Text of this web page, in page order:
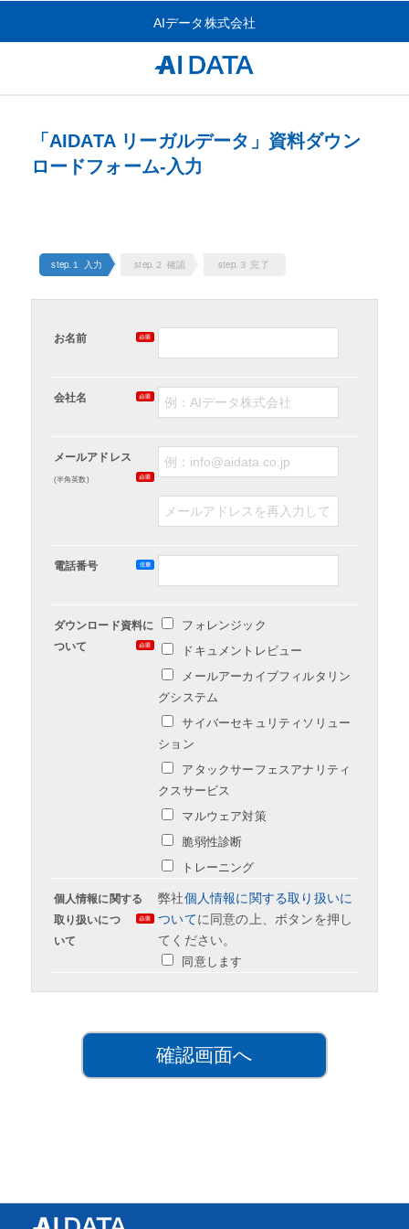
AIデータ株式会社
「AIDATA リーガルデータ」資料ダウン
ロードフォーム-入力
step.１ 入力 step.２ 確認 step.３ 完了
お名前
会社名
メールアドレス
(半角英数)
電話番号
ダウンロード資料に
ついて
フォレンジック
ドキュメントレビュー
メールアーカイブフィルタリン
グシステム
サイバーセキュリティソリュー
ション
アタックサーフェスアナリティ
クスサービス
マルウェア対策
脆弱性診断
トレーニング
個人情報に関する
取り扱いにつ
いて
弊社個人情報に関する取り扱いに
ついてに同意の上、ボタンを押し
てください。
同意します